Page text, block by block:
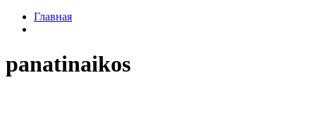
Главная
panatinaikos